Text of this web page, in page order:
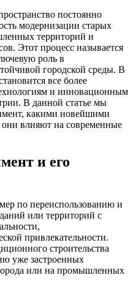
постоянно
модернизации старых
территорий и
Этот процесс называется
роль в
городской среды. В
все более
и инновационным
В данной статье мы
какими новейшими
они влияют на современные
и его
по переиспользованию и
или территорий с
привлекательности.
строительства
уже застроенных
или на промышленных